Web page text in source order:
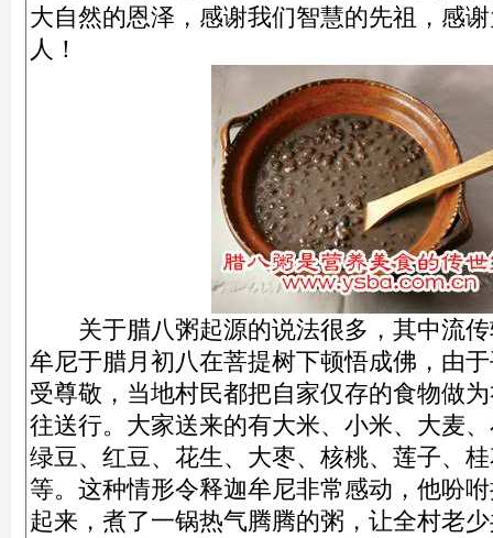
大自然的恩泽，感谢我们智慧的先祖，感
人！
关于腊八粥起源的说法很多，其中流传
牟尼于腊月初八在菩提树下顿悟成佛，由
受尊敬，当地村民都把自家仅存的食物做
往送行。大家送来的有大米、小米、大麦
绿豆、红豆、花生、大枣、核桃、莲子、
等。这种情形令释迦牟尼非常感动，他吩
起来，煮了一锅热气腾腾的粥，让全村老